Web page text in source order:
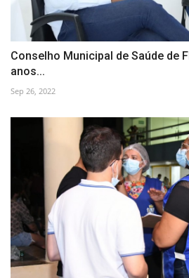
Conselho Municipal de Saúde de
anos...
Sep 26, 2022